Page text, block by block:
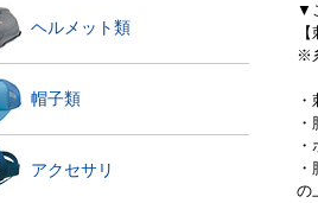
ヘルメット類
帽子類
アクセサリ
▼
※
の